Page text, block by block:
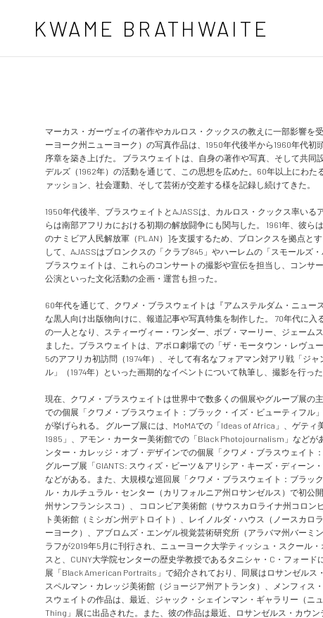
KWAME BRATHWAITE
マーカス・ガーヴェイの著作やカルロス・クックスの教えに一部影響を
ーヨーク州ニューヨーク）の写真作品は、1950年代後半から1960年代
序章を築き上げた。 ブラスウェイトは、自身の著作や写真、そして共
デルズ（1962年）の活動を通じて、この思想を広めた。60年以上にわ
ァッション、社会運動、そして芸術が交差する様を記録し続けてきた。
1950年代後半、ブラスウェイトとAJASSは、カルロス・クックス率い
らは南部アフリカにおける初期の解放闘争にも関与した。 1961年、彼
のナミビア人民解放軍（PLAN）]を支援するため、ブロンクスを拠点と
して、AJASSはブロンクスの「クラブ845」やハーレムの「スモールズ
ブラスウェイトは、これらのコンサートの撮影や宣伝を担当し、コン
公演といった文化活動の企画・運営も担った。
60年代を通じて、クワメ・ブラスウェイトは『アムステルダム・ニュ
な黒人向け出版物向けに、報道記事や写真特集を制作した。 70年代に
の一人となり、スティーヴィー・ワンダー、ボブ・マーリー、ジェーム
ました。ブラスウェイトは、アポロ劇場での「ザ・モータウン・レヴュ
5のアフリカ初訪問（1974年）、そして有名なフォアマン対アリ戦「ジ
ル」（1974年）といった画期的なイベントについて執筆し、撮影を行った
現在、クワメ・ブラスウェイトは世界中で数多くの個展やグループ展の
での個展「クワメ・ブラスウェイト：ブラック・イズ・ビューティフル
が挙げられる。 グループ展には、MoMAでの「Ideas of Africa」、ゲテ
1985」、アモン・カーター美術館での「Black Photojournalism」など
ンター・カレッジ・オブ・デザインでの個展「クワメ・ブラスウェイト
グループ展「GIANTS: スウィズ・ビーツ＆アリシア・キーズ・ディーン
などがある。また、大規模な巡回展「クワメ・ブラスウェイト：ブラッ
ル・カルチュラル・センター（カリフォルニア州ロサンゼルス）で初
州サンフランシスコ）、 コロンビア美術館（サウスカロライナ州コロ
ト美術館（ミシガン州デトロイト）、レイノルダ・ハウス（ノースカ
ーヨーク）、アブロムズ・エンゲル視覚芸術研究所（アラバマ州バーミ
ラフが2019年5月に刊行され、ニューヨーク大学ティッシュ・スクール
スと、CUNY大学院センターの歴史学教授であるタニシャ・C・フォー
展「Black American Portraits」で紹介されており、同展はロサンゼルス
スペルマン・カレッジ美術館（ジョージア州アトランタ）、メンフィス
スウェイトの作品は、最近、ジャック・シェインマン・ギャラリー（
Thing」展に出品された。また、彼の作品は最近、ロサンゼルス・カウ